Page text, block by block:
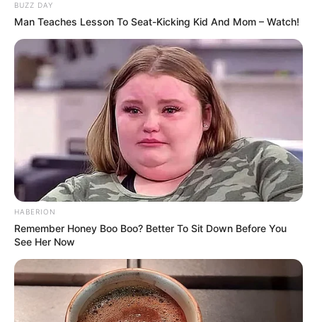
BUZZ DAY
Man Teaches Lesson To Seat-Kicking Kid And Mom – Watch!
HABERION
Remember Honey Boo Boo? Better To Sit Down Before You
See Her Now